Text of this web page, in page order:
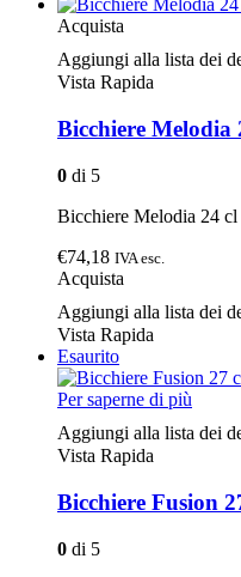
Acquista
Aggiungi alla lista dei
Vista Rapida
Bicchiere Melodia
0 di 5
Bicchiere Melodia 24
€74,18 IVA esc.
Acquista
Aggiungi alla lista dei
Vista Rapida
Esaurito
Per saperne di più
Aggiungi alla lista dei
Vista Rapida
Bicchiere Fusion
0 di 5